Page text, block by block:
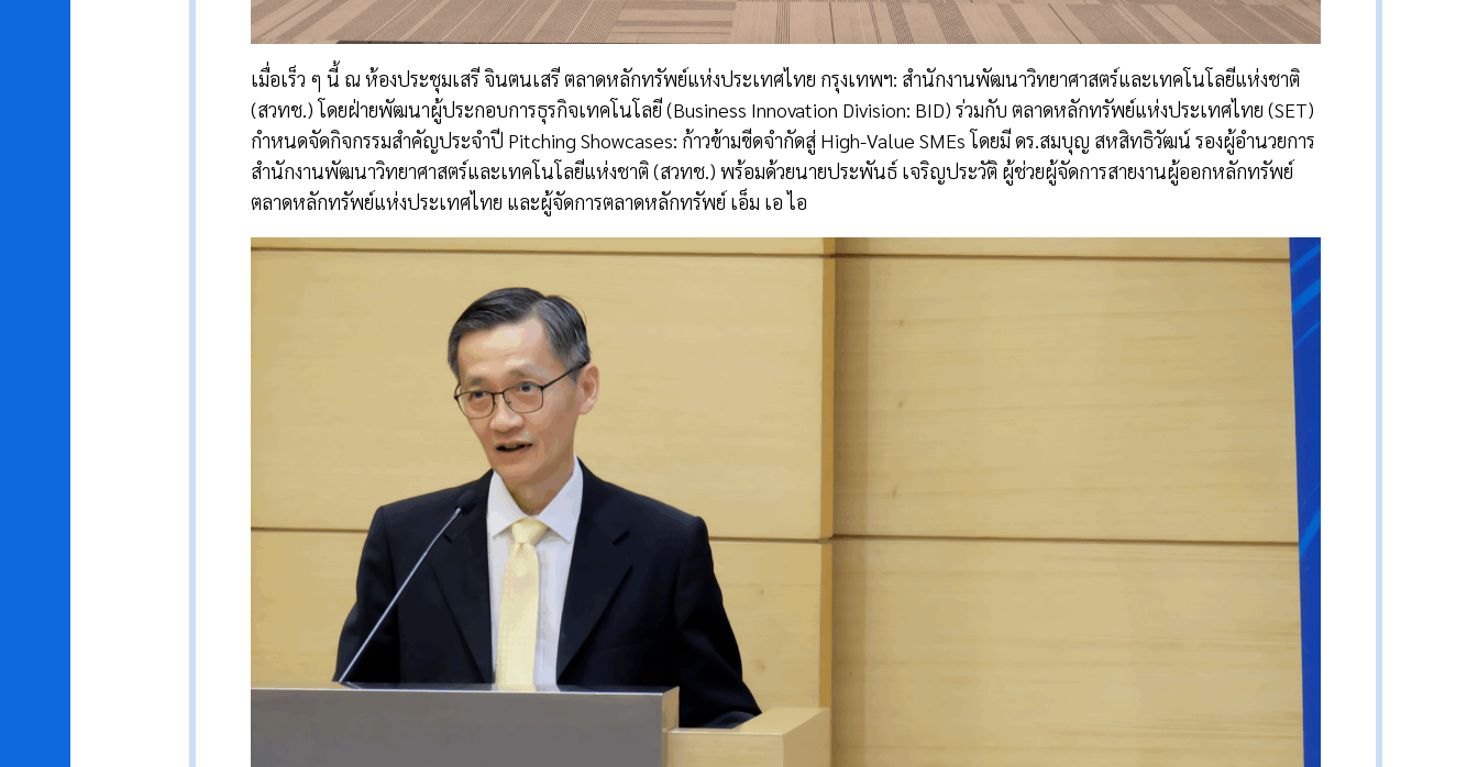
เมื่อเร็ว ๆ นี้ ณ ห้องประชุมเสรี จินตนเสรี ตลาดหลักทรัพย์แห่งประเทศไทย กรุงเทพฯ: สำนักงานพัฒนาวิทยาศาสตร์และเทคโนโลยีแห่งชาติ
(สวทช.) โดยฝ่ายพัฒนาผู้ประกอบการธุรกิจเทคโนโลยี (Business Innovation Division: BID) ร่วมกับ ตลาดหลักทรัพย์แห่งประเทศไทย (SET)
กำหนดจัดกิจกรรมสำคัญประจำปี Pitching Showcases: ก้าวข้ามขีดจำกัดสู่ High-Value SMEs โดยมี ดร.สมบุญ สหสิทธิวัฒน์ รองผู้อำนวยการ
สำนักงานพัฒนาวิทยาศาสตร์และเทคโนโลยีแห่งชาติ (สวทช.) พร้อมด้วยนายประพันธ์ เจริญประวัติ ผู้ช่วยผู้จัดการสายงานผู้ออกหลักทรัพย์
ตลาดหลักทรัพย์แห่งประเทศไทย และผู้จัดการตลาดหลักทรัพย์ เอ็ม เอ ไอ